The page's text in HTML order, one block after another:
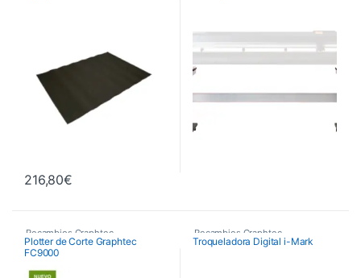
216,80€
Recambios Graphtec
Plotter de Corte Graphtec
FC9000
Recambios Graphtec
Troqueladora Digital i-Mark